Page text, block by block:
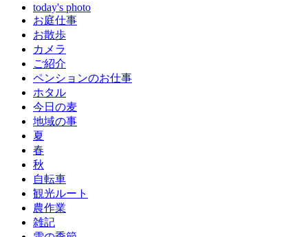
today's photo
お庭仕事
お散歩
カメラ
ご紹介
ペンションのお仕事
ホタル
今日の麦
地域の事
夏
春
秋
自転車
観光ルート
農作業
雑記